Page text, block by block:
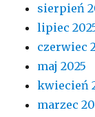
sierpień
lipiec
czerwiec
maj 2025
kwiecień
marzec